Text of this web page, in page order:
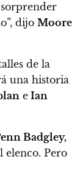
sorprender
, dijo Moore
de la
una historia
e Ian
Badgley,
elenco. Pero